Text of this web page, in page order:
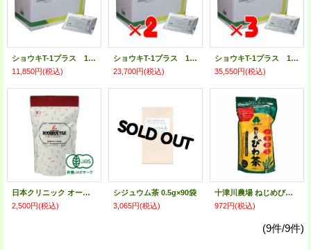
ショウキT-1プラス 100ml×30袋
11,850円(税込)
ショウキT-1プラス 100ml×30袋×2箱セット
23,700円(税込)
ショウキT-1プラス 100ml×30袋×3箱セット
35,550円(税込)
日本クリニック オーガニックルイボスティ 5g×35袋入り
2,500円(税込)
シジュウム茶 0.5g×90袋
3,065円(税込)
十津川農場 ねじめびわ茶24（2g×24包） ビワ
972円(税込)
(9件/9件)